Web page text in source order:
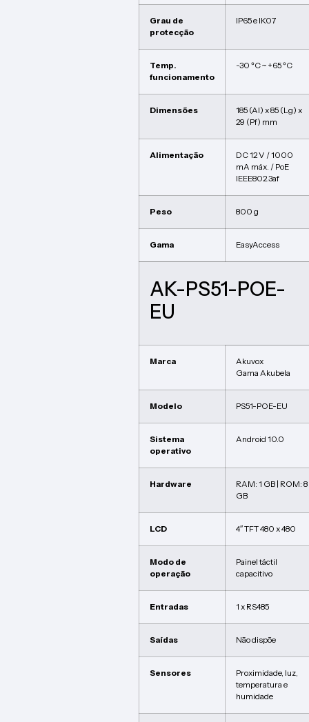
Grau de
protecção
IP65 e IK07
Temp.
funcionamento
-30 ºC ~ +65 ºC
Dimensões
185 (Al) x 85 (Lg) x
29 (Pf) mm
Alimentação
DC 12 V / 1000
mA máx. / PoE
IEEE802.3af
Peso 800 g
Gama EasyAccess
AK-PS51-POE-
EU
Marca
Akuvox
Gama Akubela
Modelo PS51-POE-EU
Sistema
operativo
Android 10.0
Hardware
RAM: 1 GB | ROM: 8
GB
LCD 4″ TFT 480 x 480
Modo de
operação
Painel táctil
capacitivo
Entradas 1 x RS485
Saídas Não dispõe
Sensores
Proximidade, luz,
temperatura e
humidade